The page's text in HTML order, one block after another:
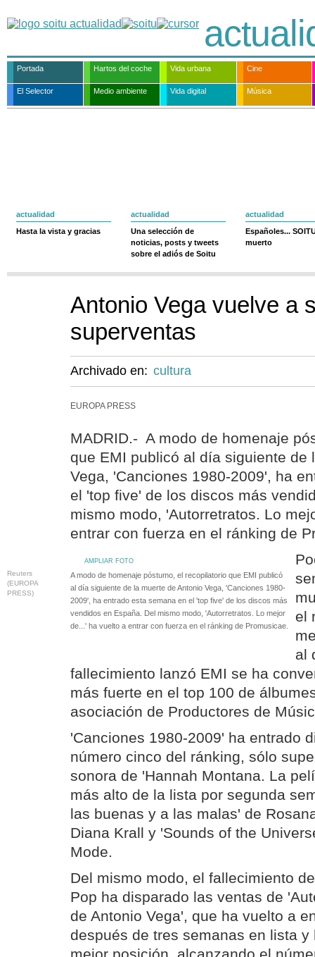
Portada Hartos del coche Vida urbana Cine
El Selector Medio ambiente Vida digital Música
actualidad
Hasta la vista y gracias
actualidad
Una selección de
noticias, posts y tweets
sobre el adiós de Soitu
actualidad
Españoles...
muerto
Antonio Vega vuelve a
superventas
Archivado en: cultura
EUROPA PRESS
MADRID.- A modo de homenaje
que EMI publicó al día siguiente de
Vega, 'Canciones 1980-2009', ha
el 'top five' de los discos más
mismo modo, 'Autorretratos. Lo
entrar con fuerza en el ránking de
AMPLIAR FOTO
Reuters
(EUROPA
PRESS)
A modo de homenaje póstumo, el recopilatorio que EMI publicó
al día siguiente de la muerte de Antonio Vega, 'Canciones 1980-
2009', ha entrado esta semana en el 'top five' de los discos más
vendidos en España. Del mismo modo, 'Autorretratos. Lo mejor
de...' ha vuelto a entrar con fuerza en el ránking de Promusicae.
el
al
fallecimiento lanzó EMI se ha
más fuerte en el top 100 de
asociación de Productores de
'Canciones 1980-2009' ha entrado
número cinco del ránking, sólo
sonora de 'Hannah Montana. La
más alto de la lista por segunda
las buenas y a las malas' de
Diana Krall y 'Sounds of the
Mode.
Del mismo modo, el fallecimiento
Pop ha disparado las ventas de
de Antonio Vega', que ha vuelto a
después de tres semanas en lista